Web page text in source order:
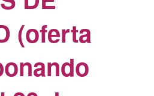
(oferta